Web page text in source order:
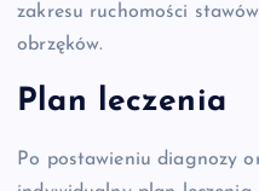
zakresu ruchomości
obrzęków.
Plan leczenia
Po postawieniu diagnozy